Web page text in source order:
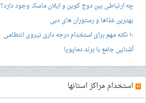
چه ارتباطی بین دوج کوین و ایلان ماسک وجود دارد؟
بهترین غذاها و رستوران های دبی
۱۰ نکته مهم برای استخدام درجه داری نیروی انتظامی
آشنایی جامع با برند دماپویا
» استخدام مراکز استانها